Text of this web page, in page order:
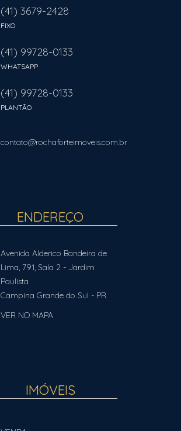
(41) 3679-2428
FIXO
(41) 99728-0133
WHATSAPP
(41) 99728-0133
PLANTÃO
contato@rochaforteimoveis.com.br
ENDEREÇO
Avenida Alderico Bandeira de
Lima, 791, Sala 2 - Jardim
Paulista
Campina Grande do Sul - PR
VER NO MAPA
IMÓVEIS